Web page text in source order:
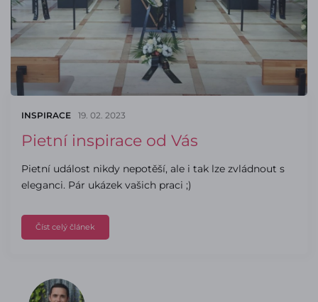
INSPIRACE 19. 02. 2023
Pietní inspirace od Vás
Pietní událost nikdy nepotěší, ale i tak lze zvládnout s
eleganci. Pár ukázek vašich praci ;)
Číst celý článek